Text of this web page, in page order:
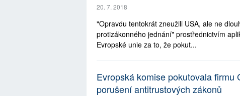
20. 7. 2018
"Opravdu tentokrát zneužili USA, ale ne
protizákonného jednání" prostřednictvím
Evropské unie za to, že pokut...
Evropská komise pokutovala
porušení antitrustových zákonů